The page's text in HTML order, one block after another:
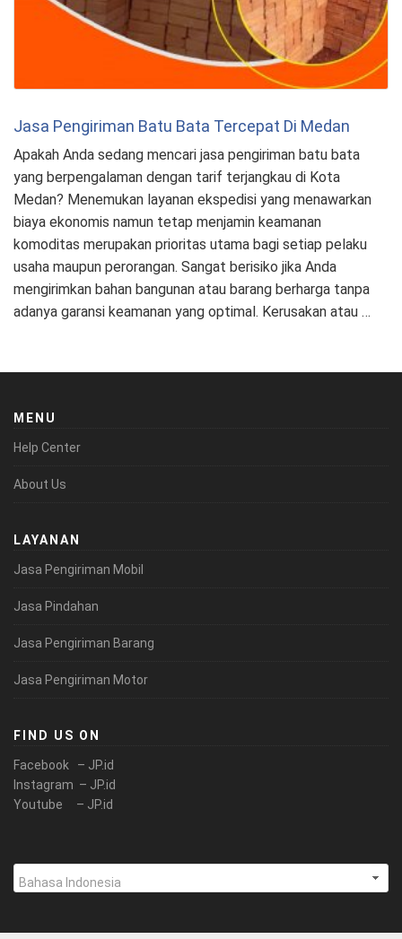
Jasa Pengiriman Batu Bata Tercepat Di Medan
Apakah Anda sedang mencari jasa pengiriman batu bata
yang berpengalaman dengan tarif terjangkau di Kota
Medan? Menemukan layanan ekspedisi yang menawarkan
biaya ekonomis namun tetap menjamin keamanan
komoditas merupakan prioritas utama bagi setiap pelaku
usaha maupun perorangan. Sangat berisiko jika Anda
mengirimkan bahan bangunan atau barang berharga tanpa
adanya garansi keamanan yang optimal. Kerusakan atau …
MENU
Help Center
About Us
LAYANAN
Jasa Pengiriman Mobil
Jasa Pindahan
Jasa Pengiriman Barang
Jasa Pengiriman Motor
FIND US ON
Facebook – JP.id
Instagram – JP.id
Youtube – JP.id
Pilih
sebuah